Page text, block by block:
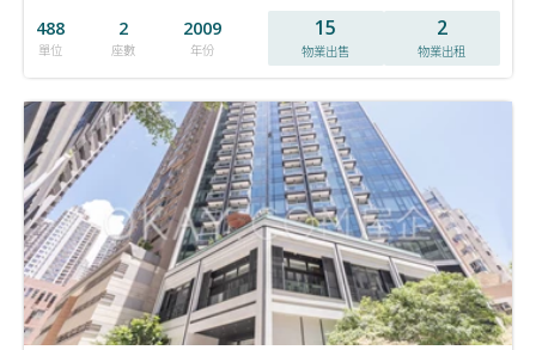
488
單位
2
座數
2009
年份
15
物業出售
2
物業出租